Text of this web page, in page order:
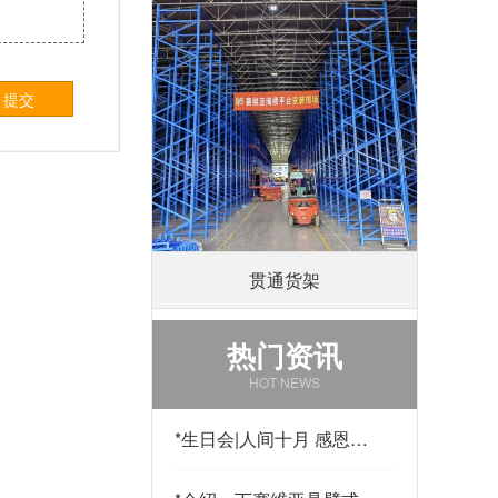
提交
贯通货架
热门资讯
HOT NEWS
*生日会|人间十月 感恩有